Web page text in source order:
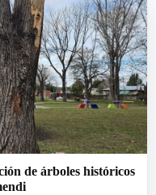
de árboles históricos